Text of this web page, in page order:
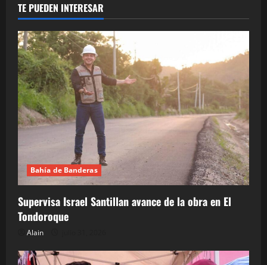
TE PUEDEN INTERESAR
Bahía de Banderas
Supervisa Israel Santillan avance de la obra en El
Tondoroque
Alain